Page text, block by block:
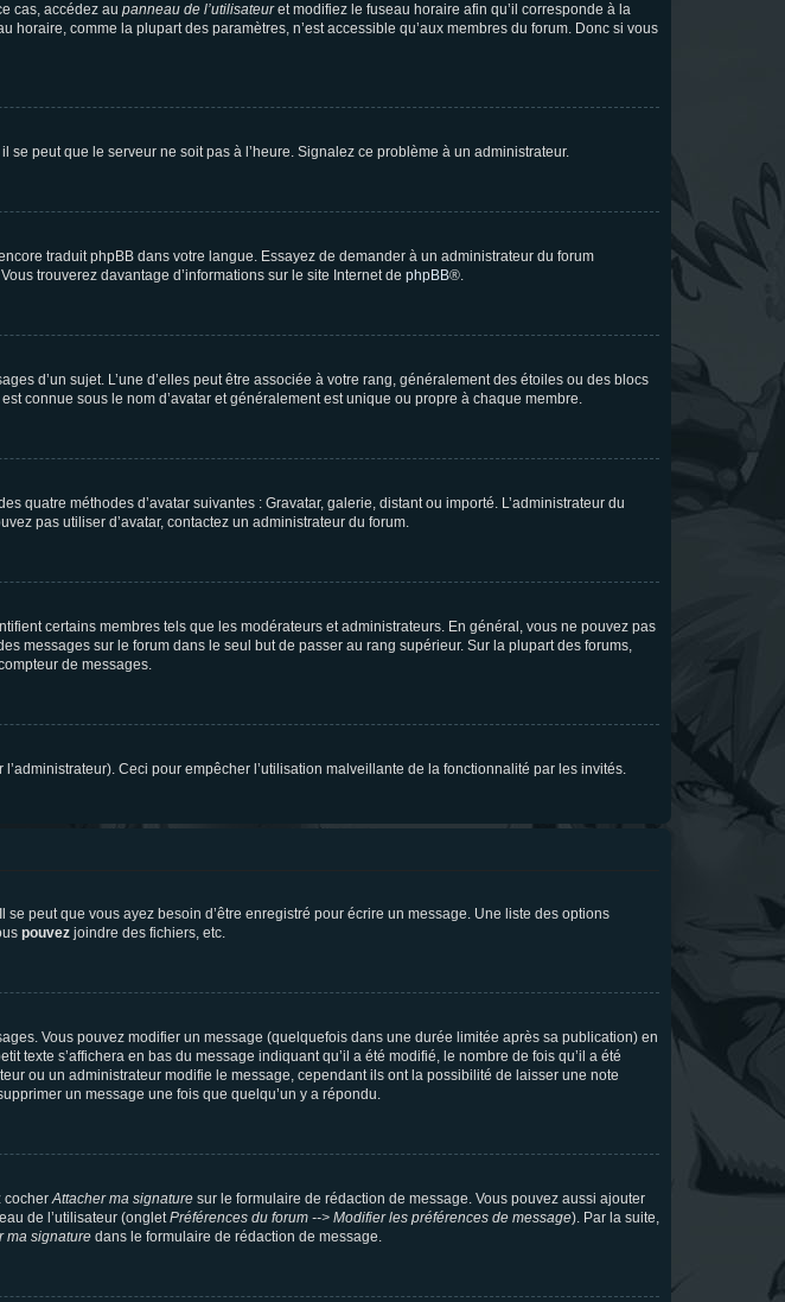
cas, accédez au panneau de l’utilisateuret modifiez le fuseau horaire afin qu’il corresponde à la
comme la plupart des paramètres, n’est accessible qu’aux membres du forum. Donc si vous
peut que le serveur ne soit pas à l’heure. Signalez ce problème à un administrateur.
traduit phpBB dans votre langue. Essayez de demander à un administrateur du forum
trouverez davantage d’informations sur le site Internet de phpBB®.
d’un sujet. L’une d’elles peut être associée à votre rang, généralement des étoiles ou des blocs
connue sous le nom d’avatar et généralement est unique ou propre à chaque membre.
quatre méthodes d’avatar suivantes : Gravatar, galerie, distant ou importé. L’administrateur du
pas utiliser d’avatar, contactez un administrateur du forum.
certains membres tels que les modérateurs et administrateurs. En général, vous ne pouvez pas
messages sur le forum dans le seul but de passer au rang supérieur. Sur la plupart des forums,
de messages.
Ceci pour empêcher l’utilisation malveillante de la fonctionnalité par les invités.
peut que vous ayez besoin d’être enregistré pour écrire un message. Une liste des options
pouvez joindre des fichiers, etc.
Vous pouvez modifier un message (quelquefois dans une durée limitée après sa publication) en
texte s’affichera en bas du message indiquant qu’il a été modifié, le nombre de fois qu’il a été
ou un administrateur modifie le message, cependant ils ont la possibilité de laisser une note
un message une fois que quelqu’un y a répondu.
cocherAttacher ma signature sur le formulaire de rédaction de message. Vous pouvez aussi ajouter
de l’utilisateur (ongletPréférences du forum --> Modifier les préférences de message). Par la suite,
ma signature dans le formulaire de rédaction de message.